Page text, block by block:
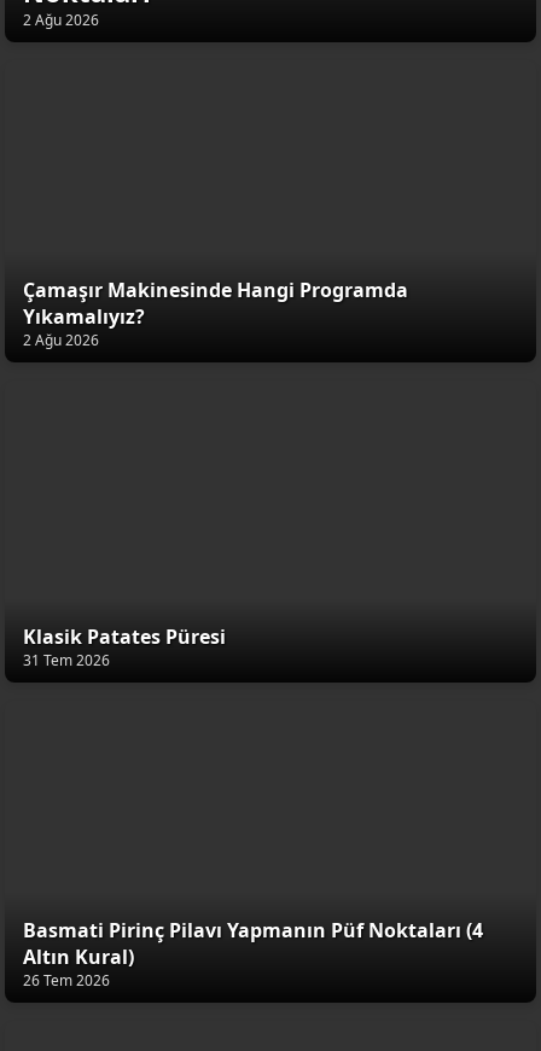
2 Ağu 2026
Çamaşır Makinesinde Hangi Programda
Yıkamalıyız?
2 Ağu 2026
Klasik Patates Püresi
31 Tem 2026
Basmati Pirinç Pilavı Yapmanın Püf Noktaları (4
Altın Kural)
26 Tem 2026